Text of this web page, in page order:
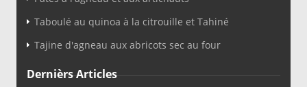
Taboulé au quinoa à la citrouille et Tahiné
Tajine d'agneau aux abricots sec au four
Dernièrs Articles